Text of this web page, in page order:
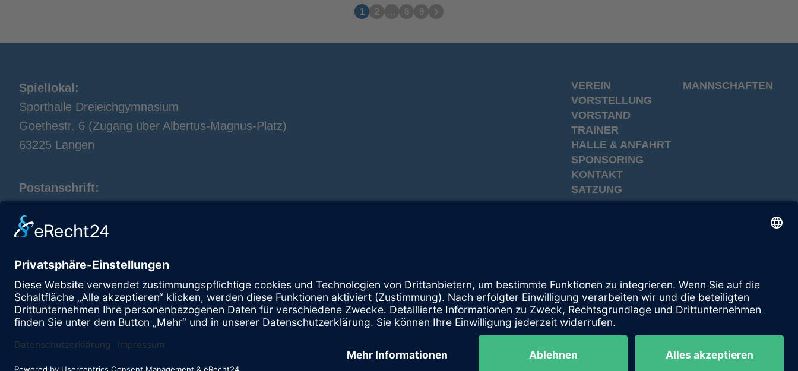
1 2 … 8 9
Spiellokal:
Sporthalle Dreieichgymnasium
Goethestr. 6 (Zugang über Albertus-Magnus-Platz)
63225 Langen
Postanschrift:
Alexandra Leven
63303 Dreieich
VEREIN
VORSTELLUNG
VORSTAND
TRAINER
HALLE & ANFAHRT
SPONSORING
KONTAKT
SATZUNG
MANNSCHAFTEN
Instagram
© 2026 - TTC Langen 1950 e.V.